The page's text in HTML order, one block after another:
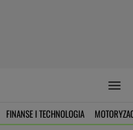
FINANSE I TECHNOLOGIA